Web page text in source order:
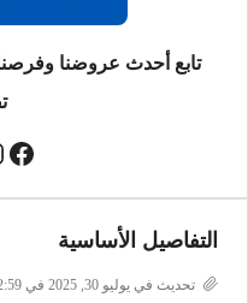
تابع أحدث عروضنا
التفاصيل الأساسية
تحديث في يوليو 30, 2025 في 12:59 م